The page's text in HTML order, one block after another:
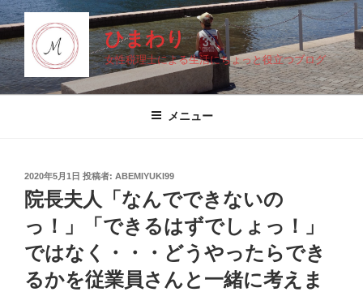
コ
ン
テ
ン
ツ
ひまわり
女性税理士による生活にちょっと役立つブログ
メニュー
投
稿
日:
2020年5月1日 投稿者: ABEMIYUKI99
院長夫人「なんでできないの
っ！」「できるはずでしょっ！」
ではなく・・・どうやったらでき
るかを従業員さんと一緒に考えま